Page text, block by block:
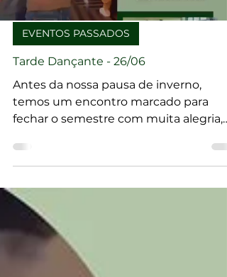
EVENTOS PASSADOS
Tarde Dançante - 26/06
Antes da nossa pausa de inverno,
temos um encontro marcado para
fechar o semestre com muita alegria,
Monte Serrat!